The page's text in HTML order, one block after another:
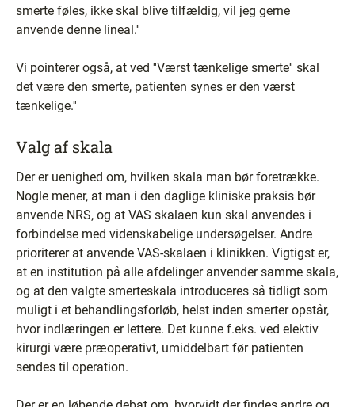
smerte føles, ikke skal blive tilfældig, vil jeg gerne
anvende denne lineal.''
Vi pointerer også, at ved ''Værst tænkelige smerte'' skal
det være den smerte, patienten synes er den værst
tænkelige.''
Valg af skala
Der er uenighed om, hvilken skala man bør foretrække.
Nogle mener, at man i den daglige kliniske praksis bør
anvende NRS, og at VAS skalaen kun skal anvendes i
forbindelse med videnskabelige undersøgelser. Andre
prioriterer at anvende VAS-skalaen i klinikken. Vigtigst er,
at en institution på alle afdelinger anvender samme skala,
og at den valgte smerteskala introduceres så tidligt som
muligt i et behandlingsforløb, helst inden smerter opstår,
hvor indlæringen er lettere. Det kunne f.eks. ved elektiv
kirurgi være præoperativt, umiddelbart før patienten
sendes til operation.